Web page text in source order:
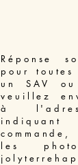
Réponse
pour toutes
un SAV
veuillez
à
les